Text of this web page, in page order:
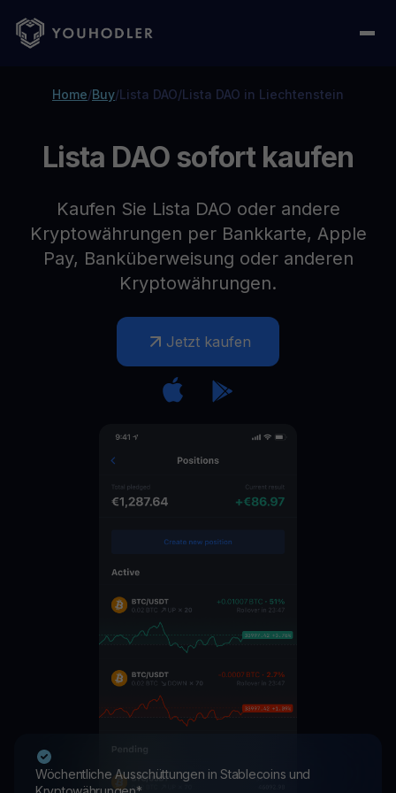
Home/Buy/Lista DAO/Lista DAO in Liechtenstein
Lista DAO sofort kaufen
Kaufen Sie Lista DAO oder andere
Kryptowährungen per Bankkarte, Apple
Pay, Banküberweisung oder anderen
Kryptowährungen.
Jetzt kaufen
Wöchentliche Ausschüttungen in Stablecoins und